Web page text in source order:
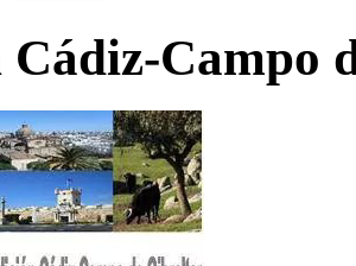
Cádiz-Campo